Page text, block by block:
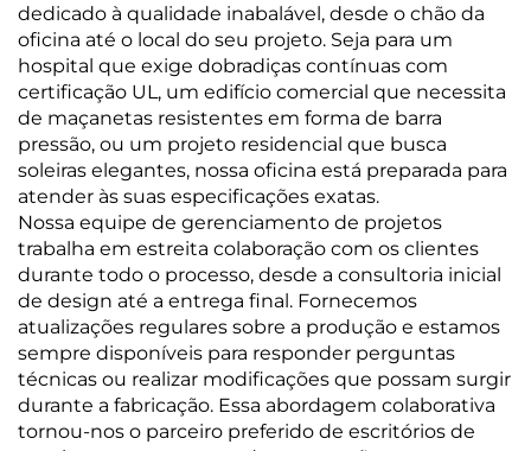
dedicado à qualidade inabalável, desde o chão da
oficina até o local do seu projeto. Seja para um
hospital que exige dobradiças contínuas com
certificação UL, um edifício comercial que necessita
de maçanetas resistentes em forma de barra
pressão, ou um projeto residencial que busca
soleiras elegantes, nossa oficina está preparada para
atender às suas especificações exatas.
Nossa equipe de gerenciamento de projetos
trabalha em estreita colaboração com os clientes
durante todo o processo, desde a consultoria inicial
de design até a entrega final. Fornecemos
atualizações regulares sobre a produção e estamos
sempre disponíveis para responder perguntas
técnicas ou realizar modificações que possam surgir
durante a fabricação. Essa abordagem colaborativa
tornou-nos o parceiro preferido de escritórios de